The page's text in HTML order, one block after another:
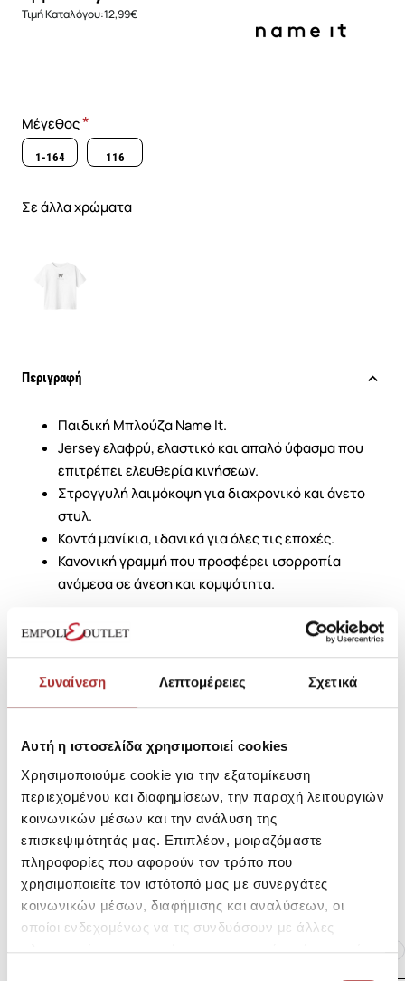
Συναίνεση Λεπτομέρειες Σχετικά
Αυτή η ιστοσελίδα χρησιμοποιεί cookies
Χρησιμοποιούμε cookie για την εξατομίκευση
περιεχομένου και διαφημίσεων, την παροχή λειτουργιών
κοινωνικών μέσων και την ανάλυση της
επισκεψιμότητάς μας. Επιπλέον, μοιραζόμαστε
πληροφορίες που αφορούν τον τρόπο που
χρησιμοποιείτε τον ιστότοπό μας με συνεργάτες
κοινωνικών μέσων, διαφήμισης και αναλύσεων, οι
οποίοι ενδεχομένως να τις συνδυάσουν με άλλες
πληροφορίες που τους έχετε παραχωρήσει ή τις οποίες
Τιμή Καταλόγου:12,99€
Μέγεθος
1-164 116
Σε άλλα χρώματα
Περιγραφή
Παιδική Μπλούζα Name It.
Jersey ελαφρύ, ελαστικό και απαλό ύφασμα που
επιτρέπει ελευθερία κινήσεων.
Στρογγυλή λαιμόκοψη για διαχρονικό και άνετο
στυλ.
Κοντά μανίκια, ιδανικά για όλες τις εποχές.
Κανονική γραμμή που προσφέρει ισορροπία
ανάμεσα σε άνεση και κομψότητα.
SKU: 25190522RD413
Κωδικός Κατασκευαστή: 13240657
Σύνθεση
Αποστολές Προϊόντων
Επιστροφές Προϊόντων